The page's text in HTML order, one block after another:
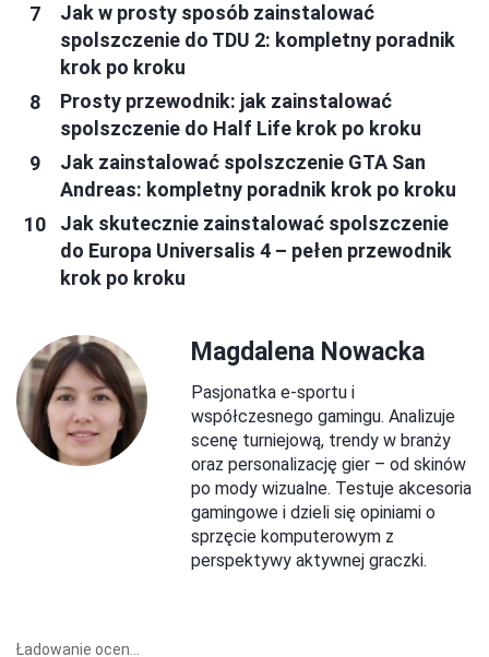
Jak w prosty sposób zainstalować
spolszczenie do TDU 2: kompletny poradnik
krok po kroku
Prosty przewodnik: jak zainstalować
spolszczenie do Half Life krok po kroku
Jak zainstalować spolszczenie GTA San
Andreas: kompletny poradnik krok po kroku
Jak skutecznie zainstalować spolszczenie
do Europa Universalis 4 – pełen przewodnik
krok po kroku
Magdalena Nowacka
Pasjonatka e-sportu i
współczesnego gamingu. Analizuje
scenę turniejową, trendy w branży
oraz personalizację gier – od skinów
po mody wizualne. Testuje akcesoria
gamingowe i dzieli się opiniami o
sprzęcie komputerowym z
perspektywy aktywnej graczki.
Ładowanie ocen...